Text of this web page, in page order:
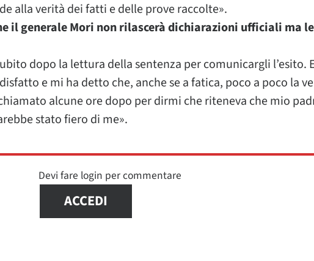
alla verità dei fatti e delle prove raccolte».
il generale Mori non rilascerà dichiarazioni ufficiali ma
dopo la lettura della sentenza per comunicargli l’esito.
e mi ha detto che, anche se a fatica, poco a poco la
alcune ore dopo per dirmi che riteneva che mio
stato fiero di me».
Devi fare login per commentare
ACCEDI